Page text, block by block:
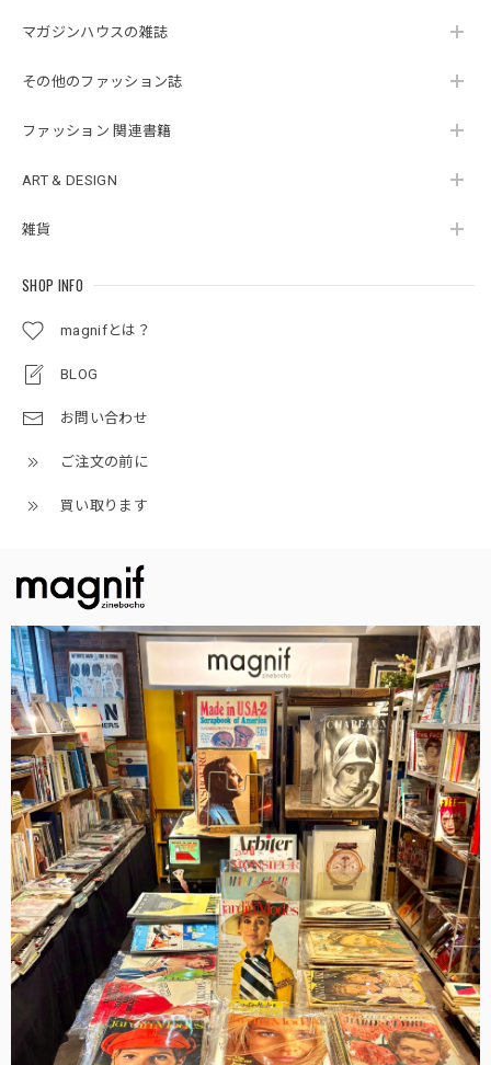
マガジンハウスの雑誌
その他のファッション誌
ファッション 関連書籍
ART & DESIGN
雑貨
SHOP INFO
magnifとは？
BLOG
お問い合わせ
ご注文の前に
買い取ります